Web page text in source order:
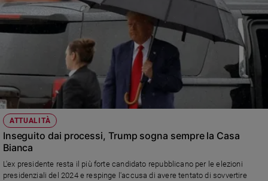
ATTUALITÀ
Inseguito dai processi, Trump sogna sempre la Casa
Bianca
L'ex presidente resta il più forte candidato repubblicano per le elezioni
presidenziali del 2024 e respinge l'accusa di avere tentato di sovvertire